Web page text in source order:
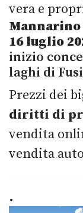
vera e
Mannarino
16 luglio
inizio
laghi di
Prezzi dei
diritti di
vendita
vendita
.